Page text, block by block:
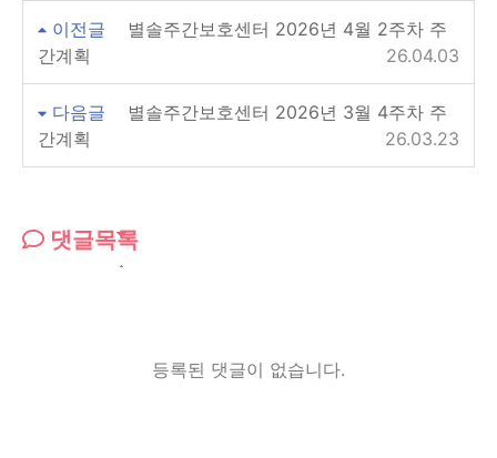
이전글
별솔주간보호센터 2026년 4월 2주차 주
간계획
26.04.03
다음글
별솔주간보호센터 2026년 3월 4주차 주
간계획
26.03.23
댓글목록
등록된 댓글이 없습니다.